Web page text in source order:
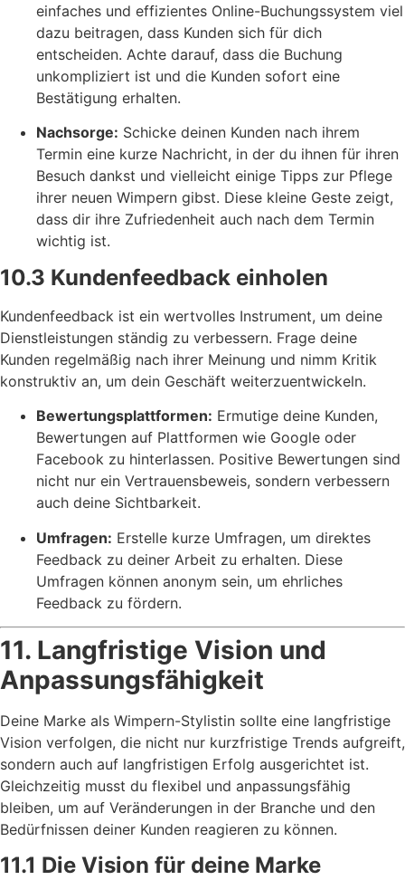
einfaches und effizientes Online-Buchungssystem viel
dazu beitragen, dass Kunden sich für dich
entscheiden. Achte darauf, dass die Buchung
unkompliziert ist und die Kunden sofort eine
Bestätigung erhalten.
Nachsorge: Schicke deinen Kunden nach ihrem
Termin eine kurze Nachricht, in der du ihnen für ihren
Besuch dankst und vielleicht einige Tipps zur Pflege
ihrer neuen Wimpern gibst. Diese kleine Geste zeigt,
dass dir ihre Zufriedenheit auch nach dem Termin
wichtig ist.
10.3 Kundenfeedback einholen
Kundenfeedback ist ein wertvolles Instrument, um deine
Dienstleistungen ständig zu verbessern. Frage deine
Kunden regelmäßig nach ihrer Meinung und nimm Kritik
konstruktiv an, um dein Geschäft weiterzuentwickeln.
Bewertungsplattformen: Ermutige deine Kunden,
Bewertungen auf Plattformen wie Google oder
Facebook zu hinterlassen. Positive Bewertungen sind
nicht nur ein Vertrauensbeweis, sondern verbessern
auch deine Sichtbarkeit.
Umfragen: Erstelle kurze Umfragen, um direktes
Feedback zu deiner Arbeit zu erhalten. Diese
Umfragen können anonym sein, um ehrliches
Feedback zu fördern.
11. Langfristige Vision und
Anpassungsfähigkeit
Deine Marke als Wimpern-Stylistin sollte eine langfristige
Vision verfolgen, die nicht nur kurzfristige Trends aufgreift,
sondern auch auf langfristigen Erfolg ausgerichtet ist.
Gleichzeitig musst du flexibel und anpassungsfähig
bleiben, um auf Veränderungen in der Branche und den
Bedürfnissen deiner Kunden reagieren zu können.
11.1 Die Vision für deine Marke